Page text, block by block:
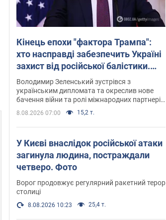
Кінець епохи "фактора Трампа":
хто насправді забезпечить Україні
захист від російської балістики.
Інтерв’ю з Безсмертним
Володимир Зеленський зустрівся з
українським дипломата та окреслив нове
бачення війни та ролі міжнародних партнерів
у боротьбі з Росією
8.08.2026 07:00 15,2 т.
У Києві внаслідок російської атаки
загинула людина, постраждали
четверо. Фото
Ворог продовжує регулярний ракетний терор
столиці
8.08.2026 10:23 25,4 т.